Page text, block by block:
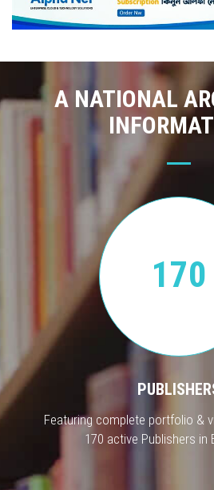
A NATIONAL
170
Featuring complete portfolio &
170 active Publishers in